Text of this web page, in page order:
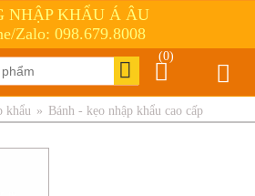
NHẬP KHẨU Á ÂU
Zalo: 098.679.8008
(0)
khẩu » Bánh - kẹo nhập khẩu cao cấp